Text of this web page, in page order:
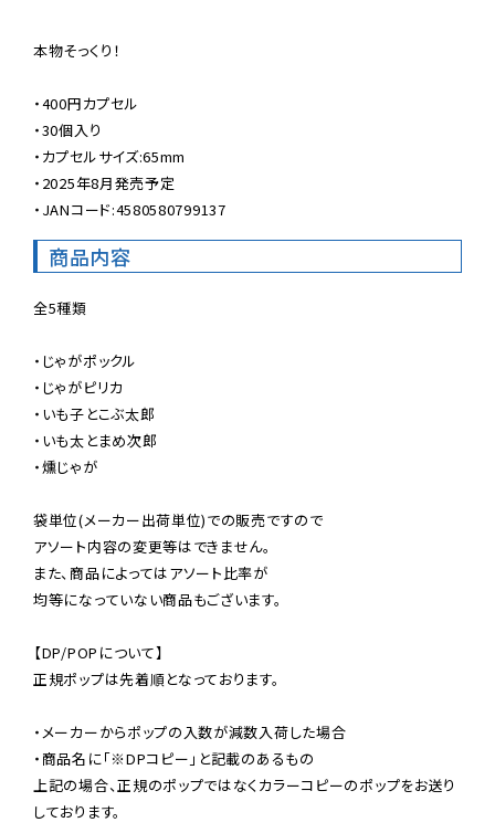
本物そっくり！
・400円カプセル
・30個入り
・カプセルサイズ:65mm
・2025年8月発売予定
・JANコード:4580580799137
商品内容
全5種類
・じゃがポックル
・じゃがピリカ
・いも子とこぶ太郎
・いも太とまめ次郎
・燻じゃが
袋単位(メーカー出荷単位)での販売ですので
アソート内容の変更等はできません。
また、商品によってはアソート比率が
均等になっていない商品もございます。
【DP/POPについて】
正規ポップは先着順となっております。
・メーカーからポップの入数が減数入荷した場合
・商品名に「※DPコピー」と記載のあるもの
上記の場合、正規のポップではなくカラーコピーのポップをお送り
しております。